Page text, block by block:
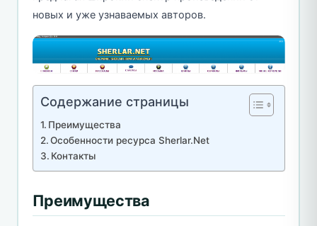
новых и уже узнаваемых авторов.
Содержание страницы
Преимущества
Особенности ресурса Sherlar.Net
Контакты
Преимущества